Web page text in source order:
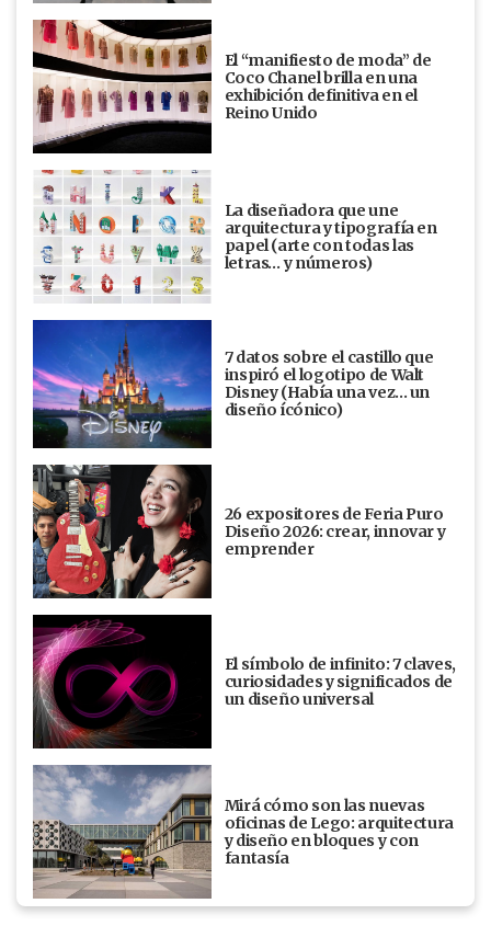
El “manifiesto de moda” de
Coco Chanel brilla en una
exhibición definitiva en el
Reino Unido
La diseñadora que une
arquitectura y tipografía en
papel (arte con todas las
letras… y números)
7 datos sobre el castillo que
inspiró el logotipo de Walt
Disney (Había una vez... un
diseño ícónico)
26 expositores de Feria Puro
Diseño 2026: crear, innovar y
emprender
El símbolo de infinito: 7 claves,
curiosidades y significados de
un diseño universal
Mirá cómo son las nuevas
oficinas de Lego: arquitectura
y diseño en bloques y con
fantasía